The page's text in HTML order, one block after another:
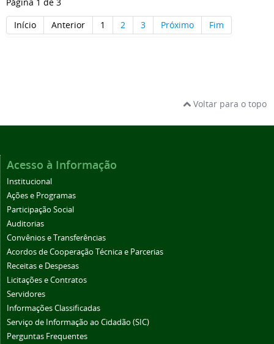
Página 1 de 3
Início
Anterior 1 2 3 Próximo Fim
Voltar para o topo
Acesso à Informação
Institucional
Ações e Programas
Participação Social
Auditorias
Convênios e Transferências
Acordos de Cooperação Técnica e Parcerias
Receitas e Despesas
Licitações e Contratos
Servidores
Informações Classificadas
Serviço de Informação ao Cidadão (SIC)
Perguntas Frequentes